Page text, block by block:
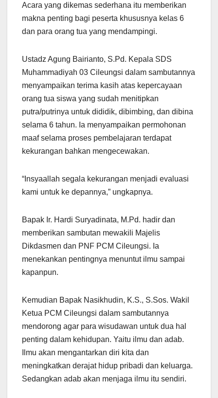
Acara yang dikemas sederhana itu memberikan
makna penting bagi peserta khususnya kelas 6
dan para orang tua yang mendampingi.
Ustadz Agung Bairianto, S.Pd. Kepala SDS
Muhammadiyah 03 Cileungsi dalam sambutannya
menyampaikan terima kasih atas kepercayaan
orang tua siswa yang sudah menitipkan
putra/putrinya untuk dididik, dibimbing, dan dibina
selama 6 tahun. Ia menyampaikan permohonan
maaf selama proses pembelajaran terdapat
kekurangan bahkan mengecewakan.
“Insyaallah segala kekurangan menjadi evaluasi
kami untuk ke depannya,” ungkapnya.
Bapak Ir. Hardi Suryadinata, M.Pd. hadir dan
memberikan sambutan mewakili Majelis
Dikdasmen dan PNF PCM Cileungsi. Ia
menekankan pentingnya menuntut ilmu sampai
kapanpun.
Kemudian Bapak Nasikhudin, K.S., S.Sos. Wakil
Ketua PCM Cileungsi dalam sambutannya
mendorong agar para wisudawan untuk dua hal
penting dalam kehidupan. Yaitu ilmu dan adab.
Ilmu akan mengantarkan diri kita dan
meningkatkan derajat hidup pribadi dan keluarga.
Sedangkan adab akan menjaga ilmu itu sendiri.